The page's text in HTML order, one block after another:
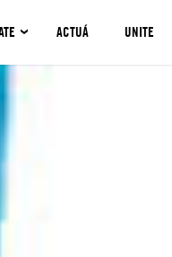
ACTUÁ UNITE